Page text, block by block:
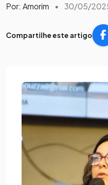
Por: Amorim • 30/05/
Compartilhe este artigo